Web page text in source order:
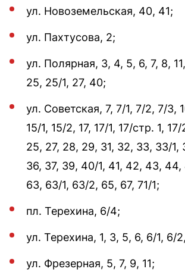
ул. Новоземельская, 40, 41;
ул. Пахтусова, 2;
ул. Полярная, 3, 4, 5, 6, 7, 8, 11,
25, 25/1, 27, 40;
ул. Советская, 7, 7/1, 7/2, 7/3,
15/1, 15/2, 17, 17/1, 17/стр. 1,
25, 27, 28, 29, 31, 32, 33, 33/1,
36, 37, 39, 40/1, 41, 42, 43, 44,
63, 63/1, 63/2, 65, 67, 71/1;
пл. Терехина, 6/4;
ул. Терехина, 1, 3, 5, 6, 6/1, 6/
ул. Фрезерная, 5, 7, 9, 11;